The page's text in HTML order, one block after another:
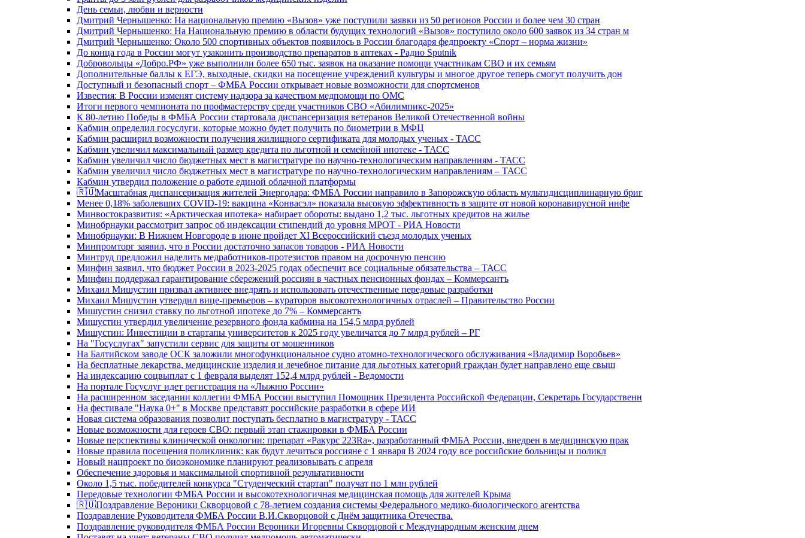
День семьи, любви и верности
Дмитрий Чернышенко: На национальную премию «Вызов» уже поступили заявки из 50 регионов России и более чем 30 стран
Дмитрий Чернышенко: На Национальную премию в области будущих технологий «Вызов» поступило около 600 заявок из 34 стран м
Дмитрий Чернышенко: Около 500 спортивных объектов появилось в России благодаря федпроекту «Спорт – норма жизни»
До конца года в России могут узаконить производство препаратов в аптеках - Радио Sputnik
Добровольцы «Добро.РФ» уже выполнили более 650 тыс. заявок на оказание помощи участникам СВО и их семьям
Дополнительные баллы к ЕГЭ, выходные, скидки на посещение учреждений культуры и многое другое теперь смогут получить дон
Доступный и безопасный спорт – ФМБА России открывает новые возможности для спортсменов
Известия: В России изменят систему надзора за качеством медпомощи по ОМС
Итоги первого чемпионата по профмастерству среди участников СВО «Абилимпикс-2025»
К 80-летию Победы в ФМБА России стартовала диспансеризация ветеранов Великой Отечественной войны
Кабмин определил госуслуги, которые можно будет получить по биометрии в МФЦ
Кабмин расширил возможности получения жилищного сертификата для молодых ученых - ТАСС
Кабмин увеличил максимальный размер кредита по льготной и семейной ипотеке - ТАСС
Кабмин увеличил число бюджетных мест в магистратуре по научно-технологическим направлениям - ТАСС
Кабмин увеличил число бюджетных мест в магистратуре по научно-технологическим направлениям – ТАСС
Кабмин утвердил положение о работе единой облачной платформы
🇷🇺Масштабная диспансеризация жителей Энергодара: ФМБА России направило в Запорожскую область мультидисциплинарную бриг
Менее 0,18% заболевших COVID-19: вакцина «Конвасэл» показала высокую эффективность в защите от новой коронавирусной инфе
Минвостокразвития: «Арктическая ипотека» набирает обороты: выдано 1,2 тыс. льготных кредитов на жилье
Минобрнауки рассмотрит запрос об индексации стипендий до уровня МРОТ - РИА Новости
Минобрнауки: В Нижнем Новгороде в июне пройдет XI Всероссийский съезд молодых ученых
Минпромторг заявил, что в России достаточно запасов товаров - РИА Новости
Минтруд предложил наделить медработников-протезистов правом на досрочную пенсию
Минфин заявил, что бюджет России в 2023-2025 годах обеспечит все социальные обязательства – ТАСС
Минфин поддержал гарантирование сбережений россиян в частных пенсионных фондах – Коммерсантъ
Михаил Мишустин призвал активнее внедрять и использовать отечественные передовые разработки
Михаил Мишустин утвердил вице-премьеров – кураторов высокотехнологичных отраслей – Правительство России
Мишустин снизил ставку по льготной ипотеке до 7% – Коммерсантъ
Мишустин утвердил увеличение резервного фонда кабмина на 154,5 млрд рублей
Мишустин: Инвестиции в стартапы университетов к 2025 году увеличатся до 7 млрд рублей – РГ
На "Госуслугах" запустили сервис для защиты от мошенников
На Балтийском заводе ОСК заложили многофункциональное судно атомно-технологического обслуживания «Владимир Воробьев»
На бесплатные лекарства, медицинские изделия и лечебное питание для льготных категорий граждан будет направлено еще свыш
На индексацию соцвыплат с 1 февраля выделят 152,4 млрд рублей - Ведомости
На портале Госуслуг идет регистрация на «Лыжню России»
На расширенном заседании коллегии ФМБА России выступил Помощник Президента Российской Федерации, Секретарь Государственн
На фестивале "Наука 0+" в Москве представят российские разработки в сфере ИИ
Новая система образования позволит поступать бесплатно в магистратуру - ТАСС
Новые возможности для героев СВО: первый этап стажировки в ФМБА России
Новые перспективы клинической онкологии: препарат «Ракурс 223Ra», разработанный ФМБА России, внедрен в медицинскую прак
Новые правила посещения поликлиник: как будут лечиться россияне с 1 января В 2024 году все российские больницы и поликл
Новый нацпроект по биоэкономике планируют реализовывать с апреля
Обеспечение здоровья и максимальной спортивной результативности
Около 1,5 тыс. победителей конкурса "Студенческий стартап" получат по 1 млн рублей
Передовые технологии ФМБА России и высокотехнологичная медицинская помощь для жителей Крыма
🇷🇺Поздравление Вероники Скворцовой с 78-летием создания системы Федерального медико-биологического агентства
Поздравление Руководителя ФМБА России В.И.Скворцовой с Днём защитника Отечества.
Поздравление руководителя ФМБА России Вероники Игоревны Скворцовой с Международным женским днем